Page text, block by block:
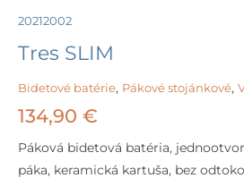
20212002
Tres SLIM
Bidetové batérie, Pákové stojánkové,
134,90 €
Páková bidetová batéria,
páka, keramická kartuša, bez